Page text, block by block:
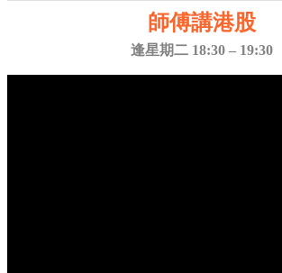
師傅講港股
逢星期二 18:30 – 19:30